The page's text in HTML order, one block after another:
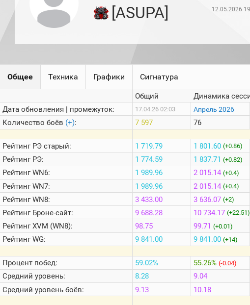
последние
сессии)
Топ
Кланы
Статистика
стримеров
Информация
Онлайн
Цветовая
шкала
Теlegram
ВК
Портал
Мира
Танков
[ASUPA]
12.05.2026
Общее Техника Графики Сигнатура
Дата обновления | промежуток:
Количество боёв (+):
РейтингРЭ старый:
РейтингРЭ:
РейтингWN6:
РейтингWN7:
РейтингWN8:
РейтингБроне-сайт:
РейтингXVM (WN8):
РейтингWG:
Процент побед:
Средний уровень:
Средний уровень боёв:
Общий
17.04.26 02:03
7 597
1 719.79
1 774.59
1 989.96
1 989.96
3 433.00
9 688.28
98.75
9 841.00
59.02%
8.28
9.13
Динамика
Апрель 2026
76
1 801.60 (+0.86)
1 837.71 (+0.82)
2 015.14 (+0.4)
2 015.14 (+0.4)
3 636.07 (+2)
10 734.17 (+22.51)
99.71 (+0.01)
9 841.00 (+14)
55.26% (-0.04)
9.04
10.18